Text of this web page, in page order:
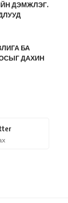
ДЭМЖЛЭГ.
БА
ДАХИН